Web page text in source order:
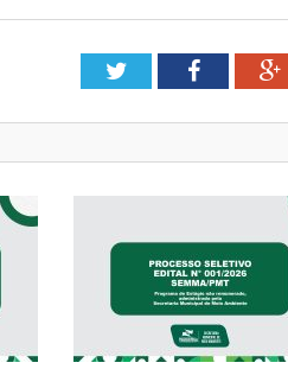
TwitterFacebook